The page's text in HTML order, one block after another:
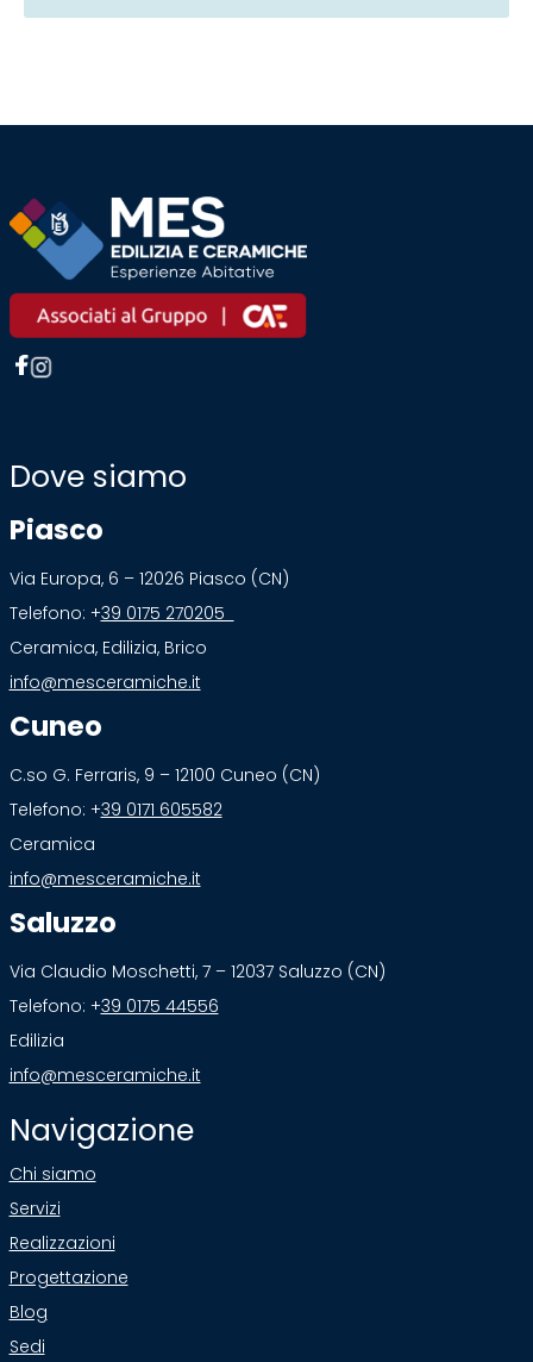
Dove siamo
Piasco
Via Europa, 6 – 12026 Piasco (CN)
Telefono: +39 0175 270205
Ceramica, Edilizia, Brico
info@mesceramiche.it
Cuneo
C.so G. Ferraris, 9 – 12100 Cuneo (CN)
Telefono: +39 0171 605582
Ceramica
info@mesceramiche.it
Saluzzo
Via Claudio Moschetti, 7 – 12037 Saluzzo (CN)
Telefono: +39 0175 44556
Edilizia
info@mesceramiche.it
Navigazione
Chi siamo
Servizi
Realizzazioni
Progettazione
Blog
Sedi